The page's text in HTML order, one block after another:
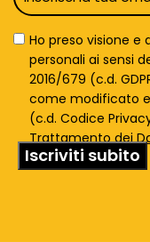
*
Privacy
Policy
Ho preso visione
personali ai sensi
2016/679 (c.d.
come modificato ed
(c.d. Codice
Trattamento dei